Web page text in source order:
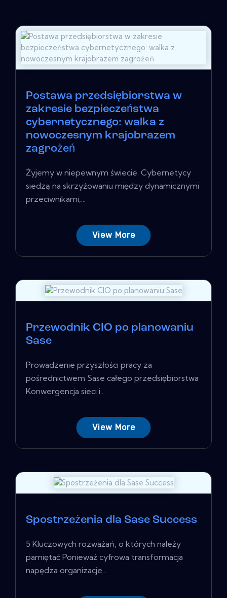
Postawa przedsiębiorstwa w
zakresie bezpieczeństwa
cybernetycznego: walka z
nowoczesnym krajobrazem
zagrożeń
Żyjemy w niepewnym świecie. Cybernetycy
siedzą na skrzyżowaniu między dynamicznymi
przeciwnikami,...
View More
Przewodnik CIO po planowaniu
Sase
Prowadzenie przyszłości pracy za
pośrednictwem Sase całego przedsiębiorstwa
Konwergencja sieci i...
View More
Spostrzeżenia dla Sase Success
5 Kluczowych rozważań, o których należy
pamiętać Ponieważ cyfrowa transformacja
napędza organizacje...